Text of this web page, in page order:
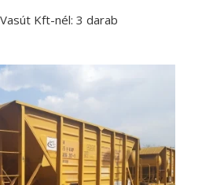
Kft-nél: 3 darab